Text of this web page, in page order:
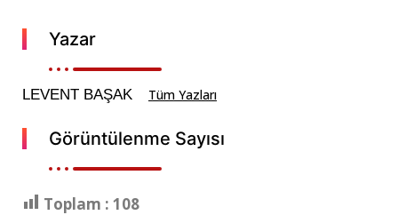
Yazar
LEVENT BAŞAK Tüm Yazları
Görüntülenme Sayısı
Toplam : 108